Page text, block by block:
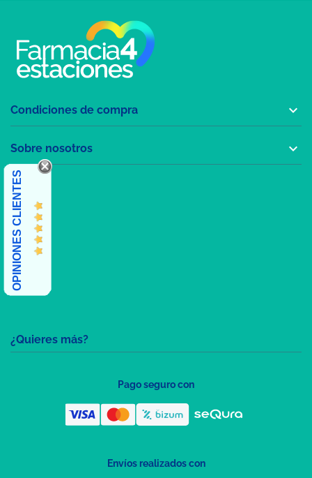
¿Quieres más?
Condiciones de compra 
Sobre nosotros 
OPINIONES CLIENTES
Pago seguro con
Envíos realizados con